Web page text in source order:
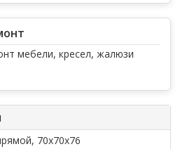
мебели, кресел, жалюзи